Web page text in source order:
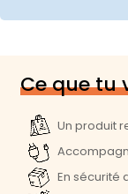
Ce que tu
Un produit
En sécurité